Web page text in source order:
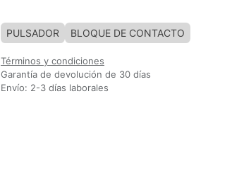
PULSADOR BLOQUE DE CONTACTO
Términos y condiciones
Garantía de devolución de 30 días
Envío: 2-3 días laborales